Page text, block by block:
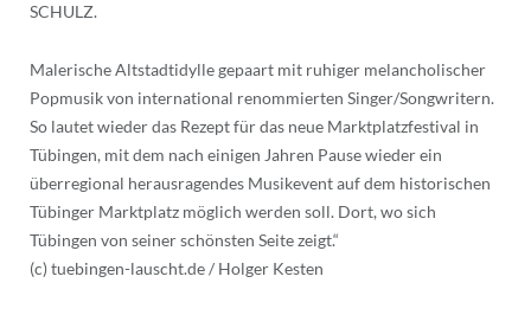
SCHULZ.
Malerische Altstadtidylle gepaart mit ruhiger melancholischer
Popmusik von international renommierten Singer/Songwritern.
So lautet wieder das Rezept für das neue Marktplatzfestival in
Tübingen, mit dem nach einigen Jahren Pause wieder ein
überregional herausragendes Musikevent auf dem historischen
Tübinger Marktplatz möglich werden soll. Dort, wo sich
Tübingen von seiner schönsten Seite zeigt.“
(c) tuebingen-lauscht.de / Holger Kesten